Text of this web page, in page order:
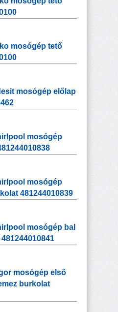
mosógép tető
mosógép előlap
mosógép
mosógép
481244010839
mosógép bal
mosógép első
burkolat